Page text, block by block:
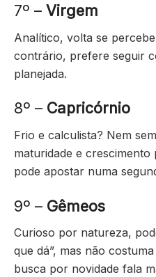
7º – Virgem
Analítico, volta se
contrário, prefere seguir
planejada.
8º – Capricórnio
Frio e calculista? Nem
maturidade e
pode apostar numa
9º – Gêmeos
Curioso por natureza,
que dá”, mas não
busca por novidade fala